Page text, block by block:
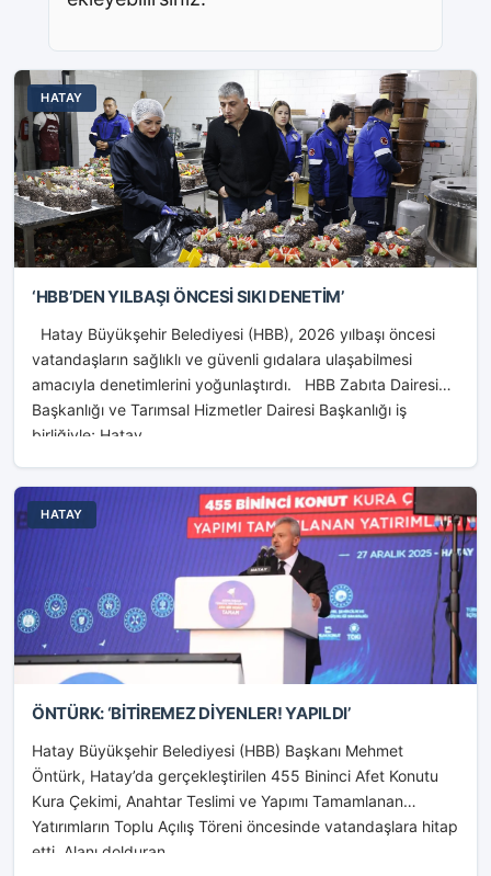
HATAY
‘HBB’DEN YILBAŞI ÖNCESİ SIKI DENETİM’
Hatay Büyükşehir Belediyesi (HBB), 2026 yılbaşı öncesi
vatandaşların sağlıklı ve güvenli gıdalara ulaşabilmesi
amacıyla denetimlerini yoğunlaştırdı. HBB Zabıta Dairesi
Başkanlığı ve Tarımsal Hizmetler Dairesi Başkanlığı iş
birliğiyle; Hatay...
HATAY
ÖNTÜRK: ‘BİTİREMEZ DİYENLER! YAPILDI’
Hatay Büyükşehir Belediyesi (HBB) Başkanı Mehmet
Öntürk, Hatay’da gerçekleştirilen 455 Bininci Afet Konutu
Kura Çekimi, Anahtar Teslimi ve Yapımı Tamamlanan
Yatırımların Toplu Açılış Töreni öncesinde vatandaşlara hitap
etti. Alanı dolduran...